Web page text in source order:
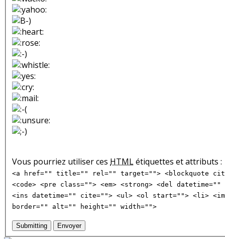
Vous pourriez utiliser ces HTMLétiquettes et attributs :
<a href="" title="" rel="" target=""> <blockquote
<code> <pre class=""> <em> <strong> <del
<ins datetime="" cite=""> <ul> <ol start=""> <li>
border="" alt="" height="" width="">
Submitting Envoyer